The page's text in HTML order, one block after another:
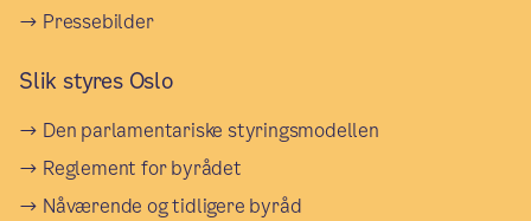
Pressebilder
Slik styres Oslo
Den parlamentariske styringsmodellen
Reglement for byrådet
Nåværende og tidligere byråd